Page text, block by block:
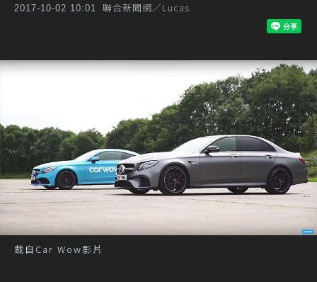
2017-10-02 10:01 聯合新聞網／Lucas
裁自Car Wow影片